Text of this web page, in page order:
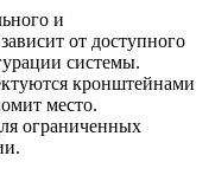
и
от доступного
системы.
кронштейнами
место.
ограниченных